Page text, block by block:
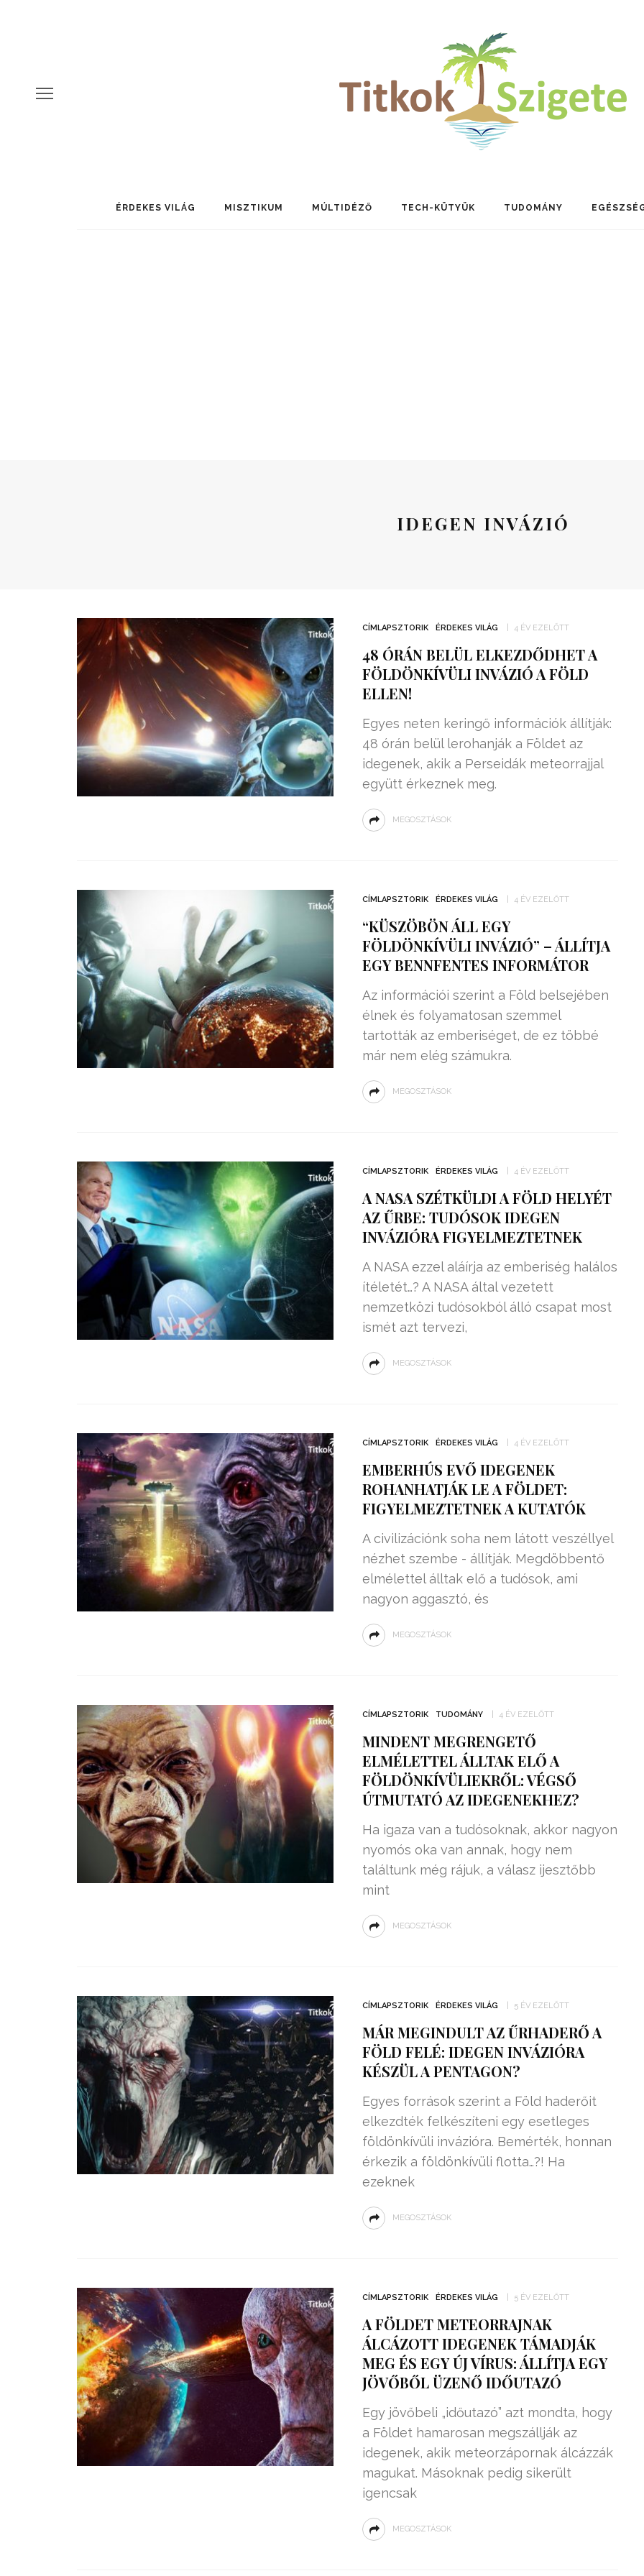
ÉRDEKES VILÁG MISZTIKUM MÚLTIDÉZŐ TECH-KÜTYÜK TUDOMÁNY
IDEGEN INVÁZIÓ
CÍMLAPSZTORIK ÉRDEKES VILÁG 4 ÉV EZELŐTT
48 ÓRÁN BELÜL ELKEZDŐDHET A
FÖLDÖNKÍVÜLI INVÁZIÓ A FÖLD
ELLEN!
Egyes neten keringő információk állítják:
48 órán belül lerohanják a Földet az
idegenek, akik a Perseidák meteorrajjal
együtt érkeznek meg.
MEGOSZTÁSOK
CÍMLAPSZTORIK ÉRDEKES VILÁG 4 ÉV EZELŐTT
“KÜSZÖBÖN ÁLL EGY
FÖLDÖNKÍVÜLI INVÁZIÓ” – ÁLLÍTJA
EGY BENNFENTES INFORMÁTOR
Az információi szerint a Föld belsejében
élnek és folyamatosan szemmel
tartották az emberiséget, de ez többé
már nem elég számukra.
MEGOSZTÁSOK
CÍMLAPSZTORIK ÉRDEKES VILÁG 4 ÉV EZELŐTT
A NASA SZÉTKÜLDI A FÖLD HELYÉT
AZ ŰRBE: TUDÓSOK IDEGEN
INVÁZIÓRA FIGYELMEZTETNEK
A NASA ezzel aláírja az emberiség halálos
ítéletét…? A NASA által vezetett
nemzetközi tudósokból álló csapat most
ismét azt tervezi,
MEGOSZTÁSOK
CÍMLAPSZTORIK ÉRDEKES VILÁG 4 ÉV EZELŐTT
EMBERHÚS EVŐ IDEGENEK
ROHANHATJÁK LE A FÖLDET:
FIGYELMEZTETNEK A KUTATÓK
A civilizációnk soha nem látott veszéllyel
nézhet szembe - állítják. Megdöbbentő
elmélettel álltak elő a tudósok, ami
nagyon aggasztó, és
MEGOSZTÁSOK
CÍMLAPSZTORIK TUDOMÁNY 4 ÉV EZELŐTT
MINDENT MEGRENGETŐ
ELMÉLETTEL ÁLLTAK ELŐ A
FÖLDÖNKÍVÜLIEKRŐL: VÉGSŐ
ÚTMUTATÓ AZ IDEGENEKHEZ?
Ha igaza van a tudósoknak, akkor nagyon
nyomós oka van annak, hogy nem
találtunk még rájuk, a válasz ijesztőbb
mint
MEGOSZTÁSOK
CÍMLAPSZTORIK ÉRDEKES VILÁG 5 ÉV EZELŐTT
MÁR MEGINDULT AZ ŰRHADERŐ A
FÖLD FELÉ: IDEGEN INVÁZIÓRA
KÉSZÜL A PENTAGON?
Egyes források szerint a Föld haderőit
elkezdték felkészíteni egy esetleges
földönkívüli invázióra. Bemérték, honnan
érkezik a földönkívüli flotta…?! Ha
ezeknek
MEGOSZTÁSOK
CÍMLAPSZTORIK ÉRDEKES VILÁG 5 ÉV EZELŐTT
A FÖLDET METEORRAJNAK
ÁLCÁZOTT IDEGENEK TÁMADJÁK
MEG ÉS EGY ÚJ VÍRUS: ÁLLÍTJA EGY
JÖVŐBŐL ÜZENŐ IDŐUTAZÓ
Egy jövőbeli „időutazó” azt mondta, hogy
a Földet hamarosan megszállják az
idegenek, akik meteorzápornak álcázzák
magukat. Másoknak pedig sikerült
igencsak
MEGOSZTÁSOK
99,13%-OS HATÉKONYSÁGGAL
NULLÁZZA AZ ÁRAMSZÁMLÁT
EZ A MOTOR!
HÁROM DIÁK: VÉGTELEN
TERMELHETNÉNEK A
FEKVŐRENDŐRÖK!